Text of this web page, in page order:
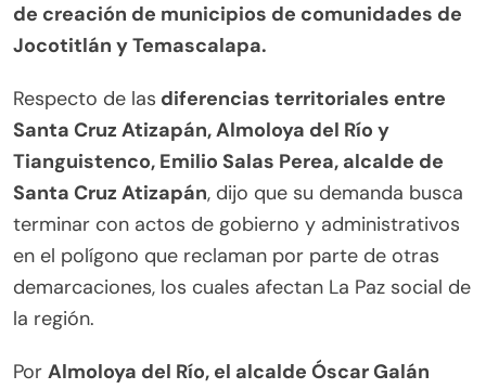
de creación de municipios de comunidades de
Jocotitlán y Temascalapa.
Respecto de las diferencias territoriales entre
Santa Cruz Atizapán, Almoloya del Río y
Tianguistenco, Emilio Salas Perea, alcalde de
Santa Cruz Atizapán, dijo que su demanda busca
terminar con actos de gobierno y administrativos
en el polígono que reclaman por parte de otras
demarcaciones, los cuales afectan La Paz social de
la región.
Por Almoloya del Río, el alcalde Óscar Galán